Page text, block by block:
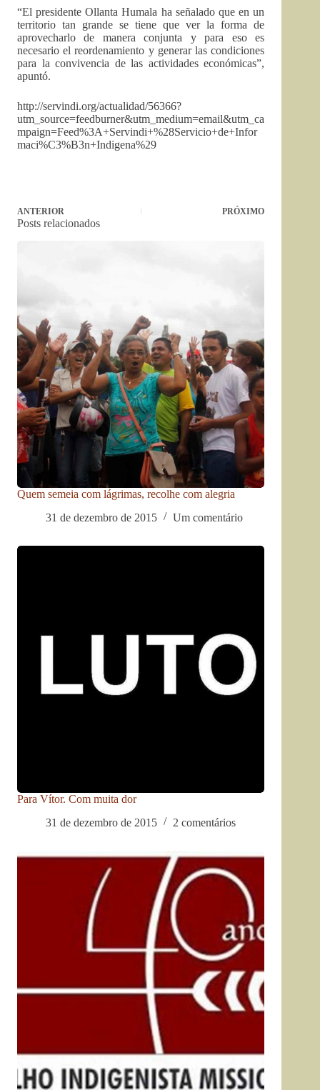
“El presidente Ollanta Humala ha señalado que en un
territorio tan grande se tiene que ver la forma de
aprovecharlo de manera conjunta y para eso es
necesario el reordenamiento y generar las condiciones
para la convivencia de las actividades económicas”,
apuntó.
http://servindi.org/actualidad/56366?
utm_source=feedburner&utm_medium=email&utm_ca
mpaign=Feed%3A+Servindi+%28Servicio+de+Infor
maci%C3%B3n+Indigena%29
ANTERIOR PRÓXIMO
Posts relacionados
Quem semeia com lágrimas, recolhe com alegria
31 de dezembro de 2015
Um comentário
Para Vítor. Com muita dor
31 de dezembro de 2015
2 comentários